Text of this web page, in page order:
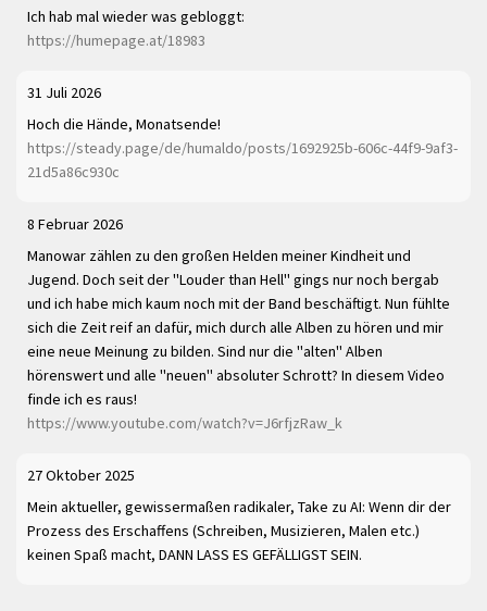
Ich hab mal wieder was gebloggt:
https://humepage.at/18983
31 Juli 2026
Hoch die Hände, Monatsende!
https://steady.page/de/humaldo/posts/1692925b-606c-44f9-9af3-
21d5a86c930c
8 Februar 2026
Manowar zählen zu den großen Helden meiner Kindheit und
Jugend. Doch seit der "Louder than Hell" gings nur noch bergab
und ich habe mich kaum noch mit der Band beschäftigt. Nun fühlte
sich die Zeit reif an dafür, mich durch alle Alben zu hören und mir
eine neue Meinung zu bilden. Sind nur die "alten" Alben
hörenswert und alle "neuen" absoluter Schrott? In diesem Video
finde ich es raus!
https://www.youtube.com/watch?v=J6rfjzRaw_k
27 Oktober 2025
Mein aktueller, gewissermaßen radikaler, Take zu AI: Wenn dir der
Prozess des Erschaffens (Schreiben, Musizieren, Malen etc.)
keinen Spaß macht, DANN LASS ES GEFÄLLIGST SEIN.